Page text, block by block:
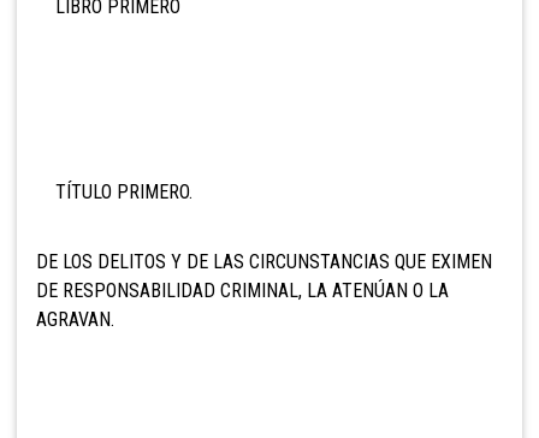
LIBRO PRIMERO
TÍTULO PRIMERO.
DE LOS DELITOS Y DE LAS CIRCUNSTANCIAS QUE EXIMEN
DE RESPONSABILIDAD CRIMINAL, LA ATENÚAN O LA
AGRAVAN.